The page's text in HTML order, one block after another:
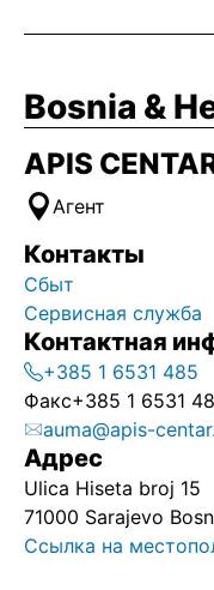
Bosnia &
APIS
Агент
Контакты
Сбыт
Сервисная служба
Контактная
+385 1 6531 485
Факс+385 1 6531
auma@apis-
Адрес
Ulica Hiseta broj 15
71000 Sarajevo
Ссылка на